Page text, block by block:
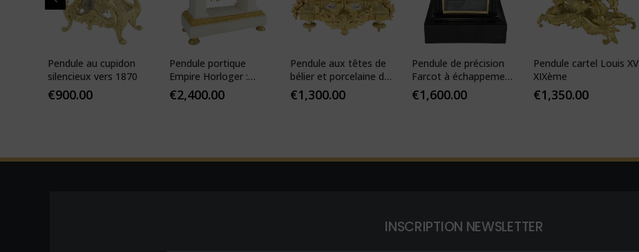
Pendule au cupidon
silencieux vers 1870
€900.00
Pendule portique
Empire Horloger :
VEIBEL 1810
€2,400.00
Pendule aux têtes de
bélier et porcelaine de
Paris
€1,300.00
Pendule de précision
Farcot à échappement
Brocot visible
€1,600.00
Pendule cartel Louis XV
XIXème
€1,350.00
INSCRIPTION NEWSLETTER